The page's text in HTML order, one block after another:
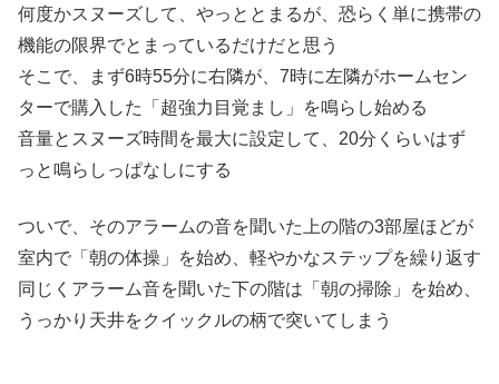
何度かスヌーズして、やっととまるが、恐らく単に携帯の
機能の限界でとまっているだけだと思う
そこで、まず6時55分に右隣が、7時に左隣がホームセン
ターで購入した「超強力目覚まし」を鳴らし始める
音量とスヌーズ時間を最大に設定して、20分くらいはず
っと鳴らしっぱなしにする
ついで、そのアラームの音を聞いた上の階の3部屋ほどが
室内で「朝の体操」を始め、軽やかなステップを繰り返す
同じくアラーム音を聞いた下の階は「朝の掃除」を始め、
うっかり天井をクイックルの柄で突いてしまう